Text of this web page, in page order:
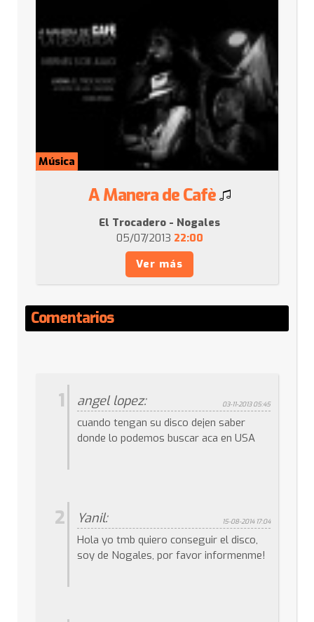
Música
A Manera de Cafè
El Trocadero - Nogales
05/07/2013 22:00
Ver más
Comentarios
1 angel lopez: 03-11-2013 05:45
cuando tengan su disco dejen saber
donde lo podemos buscar aca en USA
2 Yanil: 15-08-2014 17:04
Hola yo tmb quiero conseguir el disco,
soy de Nogales, por favor informenme!